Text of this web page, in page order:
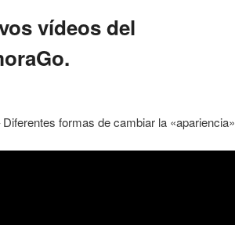
vídeos del
formas de cambiar la «apariencia»